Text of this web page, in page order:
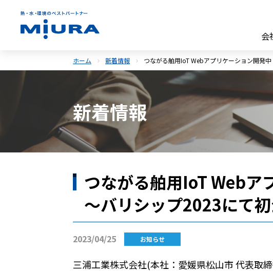
会
ホーム 新着情報 つながる舶用IoT Webアプリケーション開
新着情報
つながる舶用IoT Webア
～バリシップ2023にて
2023/04/25 お知らせ
三浦工業株式会社(本社：愛媛県松山市 代表取